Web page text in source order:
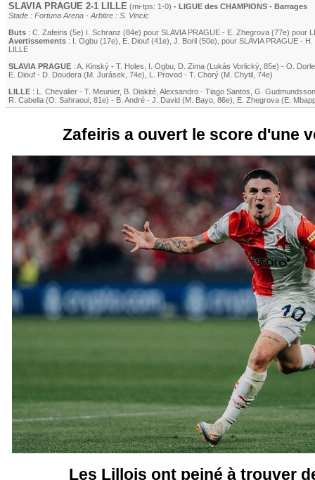
SLAVIA PRAGUE 2-1 LILLE (mi-tps: 1-0) - LIGUE des CHAMPIONS - Barrages
Stade : Fortuna Arena - Arbitre : S. Vincic
Buts : C. Zafeiris (5e) I. Schranz (84e) pour SLAVIA PRAGUE - E. Zhegrova (77e) pour
Avertissements : I. Ogbu (17e) E. Diouf (41e) J. Boril (50e) , pour SLAVIA PRAGUE - H.
LILLE
SLAVIA PRAGUE : A. Kinský - T. Holes I. Ogbu D. Zima (Lukás Vorlický , 85e) - O.
E. Diouf - D. Doudera (M. Jurásek, 74e) L. Provod - T. Chorý (M. Chytil, 74e)
LILLE : L. Chevalier - T. Meunier, B. Diakité Alexsandro - Tiago Santos G. Gudmundsson
R. Cabella (O. Sahraoui , 81e) - B. André - J. David (M. Bayo , 86e) E. Zhegrova (E.
Zafeiris a ouvert le score d'une
Les Lillois ont peiné à trouver